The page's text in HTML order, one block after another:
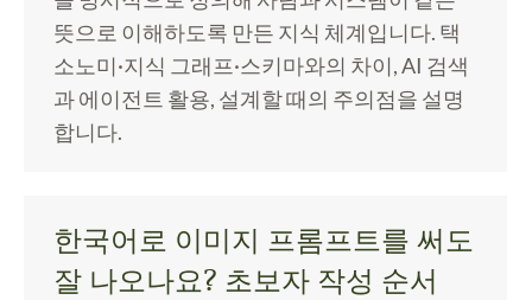
뜻으로 이해하도록 만든 지식 체계입니다. 택
소노미·지식 그래프·스키마와의 차이, AI 검색
과 에이전트 활용, 설계할 때의 주의점을 설명
합니다.
한국어로 이미지 프롬프트를 써도
잘 나오나요? 초보자 작성 순서